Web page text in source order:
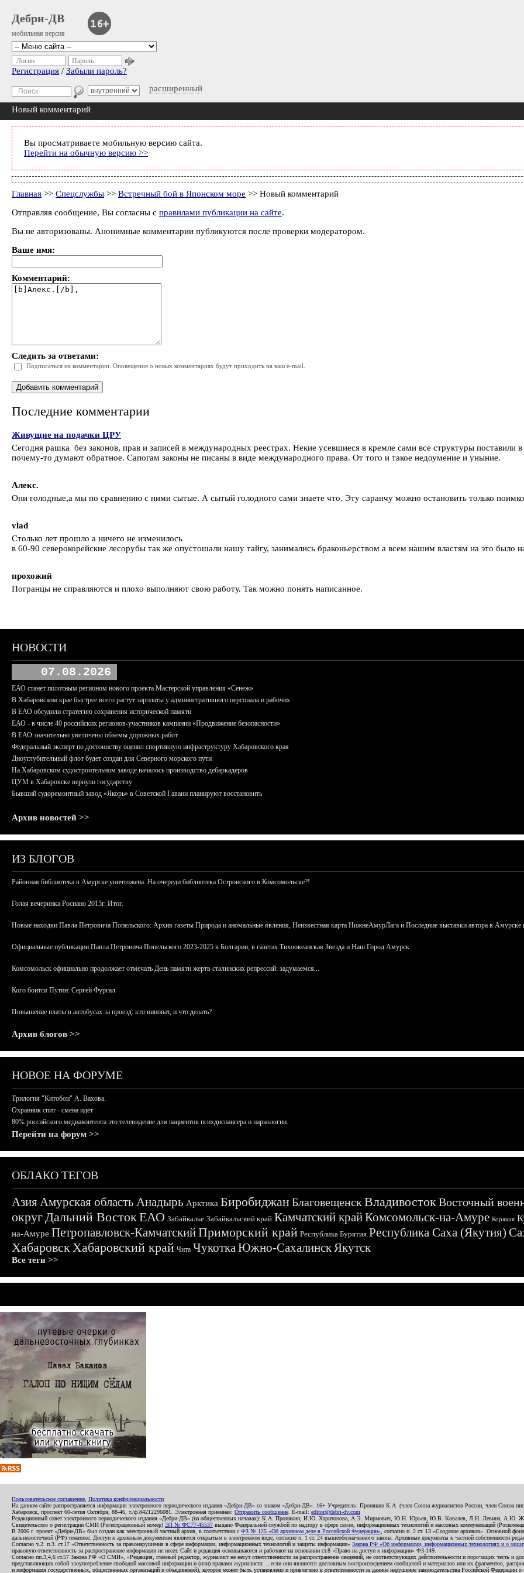
Дебри-ДВ
мобильная версия
расширенный
Логин Пароль
Регистрация / Забыли пароль?
Новый комментарий
Вы просматриваете мобильную версию сайта.
Перейти на обычную версию >>
Главная >> Спецслужбы >> Встречный бой в Японском море >> Новый комментарий
Отправляя сообщение, Вы согласны с правилами публикации на сайте.
Вы не авторизованы. Анонимные комментарии публикуются после проверки модератором.
Ваше имя:
Комментарий:
Следить за ответами:
Подписаться на комментарии. Оповещения о новых комментариях будут приходить на ваш e-mail.
Последние комментарии
Живущие на подачки ЦРУ
Сегодня рашка без законов, прав и записей в международных реестрах. Некие усевшиеся в кремле сами все структуры
почему-то думают обратное. Сапогам законы не писаны в виде международного права. От того и такое недоумение и уныние.
Алекс.
Они голодные,а мы по сравнению с ними сытые. А сытый голодного сами знаете что. Эту саранчу можно остановить только
vlad
Столько лет прошло а ничего не изменилось
в 60-90 северокорейские лесорубы так же опустошали нашу тайгу, занимались браконьерством а всем нашим властям на это было
прохожий
Погранцы не справляются и плохо выполняют свою работу. Так можно понять написанное.
НОВОСТИ
07.08.2026
ЕАО станет пилотным регионом нового проекта Мастерской управления «Сенеж»
В Хабаровском крае быстрее всего растут зарплаты у административного персонала и рабочих
В ЕАО обсудили стратегию сохранения исторической памяти
ЕАО - в числе 40 российских регионов-участников кампании «Продвижение безопасности»
В ЕАО значительно увеличены объемы дорожных работ
Федеральный эксперт по достоинству оценил спортивную инфраструктуру Хабаровского края
Дноуглубительный флот будет создан для Северного морского пути
На Хабаровском судостроительном заводе началось производство дебаркадеров
ЦУМ в Хабаровске вернули государству
Бывший судоремонтный завод «Якорь» в Советской Гавани планируют восстановить
Архив новостей >>
ИЗ БЛОГОВ
Районная библиотека в Амурске уничтожена. На очереди библиотека Островского в Комсомольске?!
Голая вечеринка Роснано 2015г. Итог.
Новые находки Павла Петровича Попельского: Архив газеты Природа и аномальные явления, Неизвестная карта НижнеАмурЛага и Последние выставки автора в Амурске
Официальные публикации Павла Петровича Попельского 2023-2025 в Болгарии, в газетах Тихоокеанская Звезда и Наш Город Амурск
Комсомольск официально продолжает отмечать День памяти жертв сталинских репрессий: задумаемся...
Кого боится Путин: Сергей Фургал
Повышение платы в автобусах за проезд: кто виноват, и что делать?
Архив блогов >>
НОВОЕ НА ФОРУМЕ
Трилогия "Китобои" А. Вахова.
Охранник спит - смена идёт
80% российского медиаконтента это телевидение для пациентов психдиспансера и наркологии.
Перейти на форум >>
ОБЛАКО ТЕГОВ
АзияАмурская область Анадырь Арктика БиробиджанБлаговещенскВладивостокВосточный
округДальний ВостокЕАО Забайкалье Забайкальский край Камчатский крайКомсомольск-на-Амуре Корякия
на-Амуре Петропавловск-КамчатскийПриморский край Республика Бурятия Республика Саха (Якутия)
ХабаровскХабаровский край Чита ЧукоткаЮжно-СахалинскЯкутск
Все теги >>
Пользовательское соглашение Политика конфиденциальности
На данном сайте распространяется информация электронного периодического издания «Дебри-ДВ» со знаком «Дебри-ДВ». 16+ Учредитель: Пронякин К.А. (член Союза журналистов России, член Союза
Хабаровск, проспект 60-летия Октября, 88-46, т./ф.84212296081. Электронная приемная: Отправить сообщение . E-mail: editor@debri-dv.com
Редакционный совет электронного периодического издания «Дебри-ДВ» (на общественных началах): К.А. Пронякин, И.Ю. Харитонова, А.Э. Мирмович, Ю.Н. Юрьев, Ю.В. Ковалев, Л.Н. Левина,
Свидетельство о регистрации СМИ (Регистрационный номер) ЭЛ № ФС77-45537 выдано Федеральной службой по надзору в сфере связи, информационных технологий и массовых коммуникаций
В 2006 г. проект «Дебри-ДВ» был создан как электронный частный архив, в соответствии с ФЗ № 125 «Об архивном деле в Российской Федерации» , согласно п. 2 ст. 13 «Создание архивов». Основной
дальневосточной (РФ) тематике. Доступ к архивным документам является открытым в электронном виде, согласно п. 1 ст. 24 вышеобозначенного закона. Архивные документы к частной собственности
Согласно ч.2. п.3. ст.17 «Ответственность за правонарушения в сфере информации, информационных технологий и защиты информации» Закона РФ «Об информации, информационных технологиях и о
правовую ответственность за распространение информации не несет. Сайт и редакция основываются и работают на основании ст.8 «Право на доступ к информации» ФЗ-149.
Согласно пп.3,4,6 ст.57 Закона РФ «О СМИ», «Редакция, главный редактор, журналист не несут ответственности за распространение сведений, не соответствующих действительности и порочащих честь и
представляющих собой злоупотребление свободой массовой информации и (или) правами журналиста: ...если они являются дословным воспроизведением сообщений и материалов или их фрагментов,
и информация государственных, общественных организаций и объединений), которое может быть установлено и привлечено к ответственности за данное нарушение законодательства Российской Федерации о